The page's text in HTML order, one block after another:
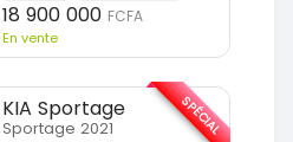
18 900 000 FCFA
En vente
KIA Sportage
Sportage 2021 SPÉCIAL